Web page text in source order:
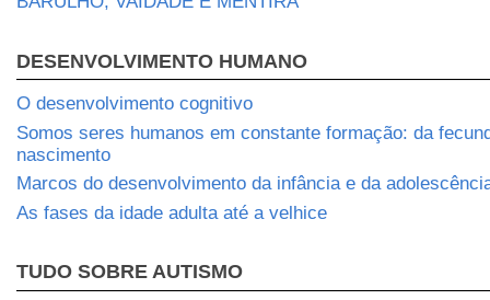
DESENVOLVIMENTO HUMANO
O desenvolvimento cognitivo
Somos seres humanos em constante formação: da
nascimento
Marcos do desenvolvimento da infância e da
As fases da idade adulta até a velhice
TUDO SOBRE AUTISMO